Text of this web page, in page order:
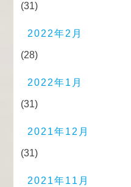
(31)
2022年2月
(28)
2022年1月
(31)
2021年12月
(31)
2021年11月